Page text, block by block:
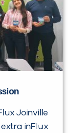
Joinville
inFlux